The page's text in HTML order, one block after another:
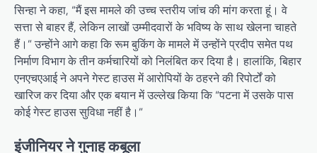
सिन्हा ने कहा, “मैं इस मामले की उच्च स्तरीय जांच की मांग करता हूं। वे
सत्ता से बाहर हैं, लेकिन लाखों उम्मीदवारों के भविष्य के साथ खेलना चाहते
हैं।” उन्होंने आगे कहा कि रूम बुकिंग के मामले में उन्होंने प्रदीप समेत पथ
निर्माण विभाग के तीन कर्मचारियों को निलंबित कर दिया है। हालांकि, बिहार
एनएचएआई ने अपने गेस्ट हाउस में आरोपियों के ठहरने की रिपोर्टों को
खारिज कर दिया और एक बयान में उल्लेख किया कि “पटना में उसके पास
कोई गेस्ट हाउस सुविधा नहीं है।”
इंजीनियर ने गुनाह कबूला